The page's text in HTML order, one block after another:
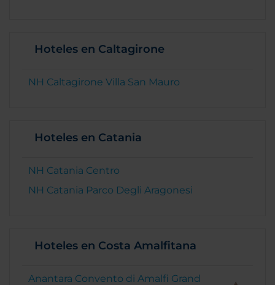
Hoteles en Caltagirone
NH Caltagirone Villa San Mauro
Hoteles en Catania
NH Catania Centro
NH Catania Parco Degli Aragonesi
Hoteles en Costa Amalfitana
Anantara Convento di Amalfi Grand